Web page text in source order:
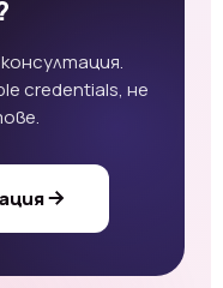
credentials, не